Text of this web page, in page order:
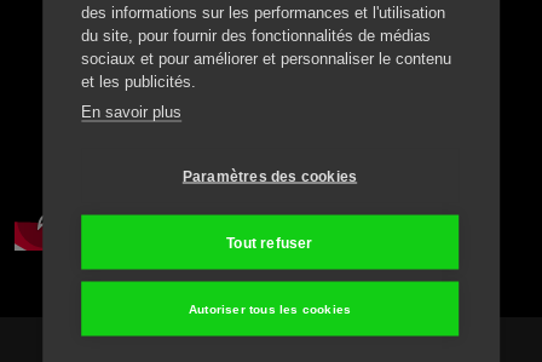
des informations sur les performances et l'utilisation
du site, pour fournir des fonctionnalités de médias
sociaux et pour améliorer et personnaliser le contenu
et les publicités.
En savoir plus
Paramètres des cookies
Tout refuser
Autoriser tous les cookies